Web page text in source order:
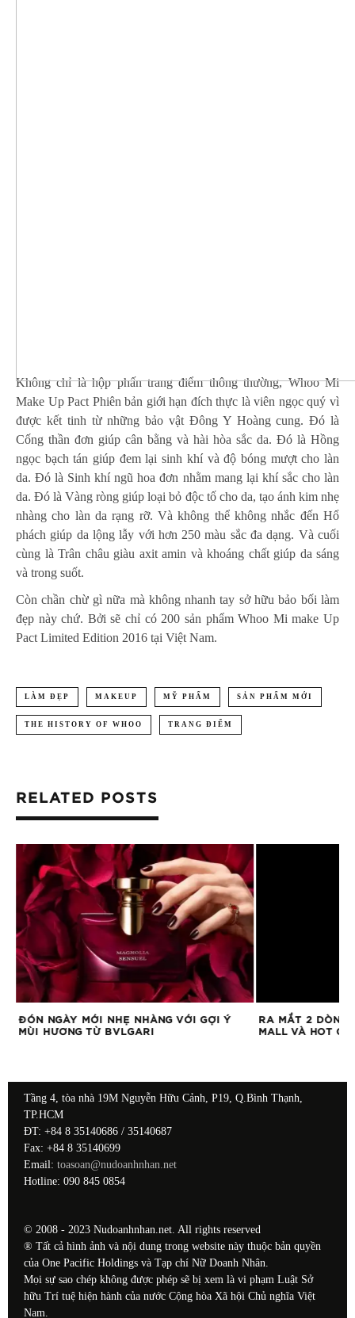
Không chỉ là hộp phấn trang điểm thông thường, Whoo Mi
Make Up Pact Phiên bản giới hạn đích thực là viên ngọc quý vì
được kết tinh từ những bảo vật Đông Y Hoàng cung. Đó là
Cống thần đơn giúp cân bằng và hài hòa sắc da. Đó là Hồng
ngọc bạch tán giúp đem lại sinh khí và độ bóng mượt cho làn
da. Đó là Sinh khí ngũ hoa đơn nhằm mang lại khí sắc cho làn
da. Đó là Vàng ròng giúp loại bỏ độc tố cho da, tạo ánh kim nhẹ
nhàng cho làn da rạng rỡ. Và không thể không nhắc đến Hổ
phách giúp da lộng lẫy với hơn 250 màu sắc đa dạng. Và cuối
cùng là Trân châu giàu axit amin và khoáng chất giúp da sáng
và trong suốt.
Còn chần chừ gì nữa mà không nhanh tay sở hữu bảo bối làm
đẹp này chứ. Bởi sẽ chỉ có 200 sản phẩm Whoo Mi make Up
Pact Limited Edition 2016 tại Việt Nam.
LÀM ĐẸP MAKEUP MỸ PHẨM SẢN PHẨM MỚI
THE HISTORY OF WHOO TRANG ĐIỂM
RELATED POSTS
ĐÓN NGÀY MỚI NHẸ NHÀNG VỚI GỢI Ý
MÙI HƯƠNG TỪ BVLGARI
RA MẮT 2 DÒNG
MALL VÀ HOT
Tầng 4, tòa nhà 19M Nguyễn Hữu Cảnh, P19, Q.Bình Thạnh,
TP.HCM
ĐT: +84 8 35140686 / 35140687
Fax: +84 8 35140699
Email: toasoan@nudoanhnhan.net
Hotline: 090 845 0854
© 2008 - 2023 Nudoanhnhan.net. All rights reserved
® Tất cả hình ảnh và nội dung trong website này thuộc bản quyền
của One Pacific Holdings và Tạp chí Nữ Doanh Nhân.
Mọi sự sao chép không được phép sẽ bị xem là vi phạm Luật Sở
hữu Trí tuệ hiện hành của nước Cộng hòa Xã hội Chủ nghĩa Việt
Nam.